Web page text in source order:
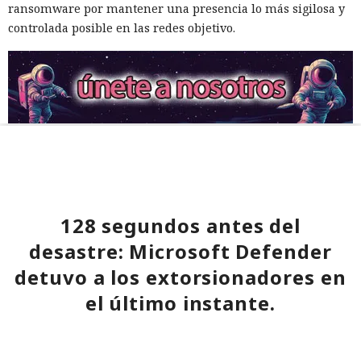
ransomware por mantener una presencia lo más sigilosa y
controlada posible en las redes objetivo.
128 segundos antes del
desastre: Microsoft Defender
detuvo a los extorsionadores en
el último instante.